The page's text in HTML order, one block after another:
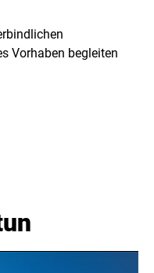
Vorhaben begleiten